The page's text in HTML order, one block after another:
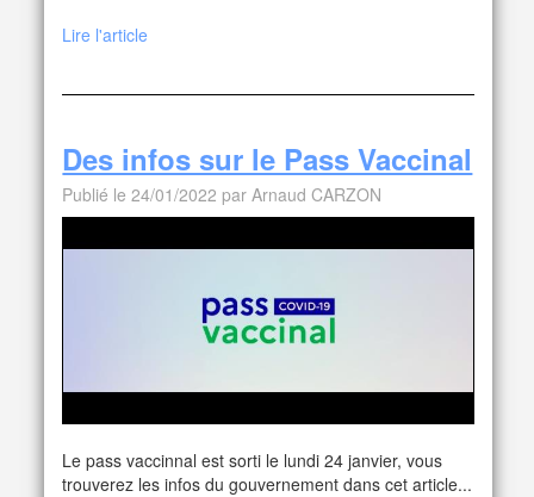
Lire l'article
Des infos sur le Pass Vaccinal
Publié le 24/01/2022 par Arnaud CARZON
Le pass vaccinnal est sorti le lundi 24 janvier, vous
trouverez les infos du gouvernement dans cet article...